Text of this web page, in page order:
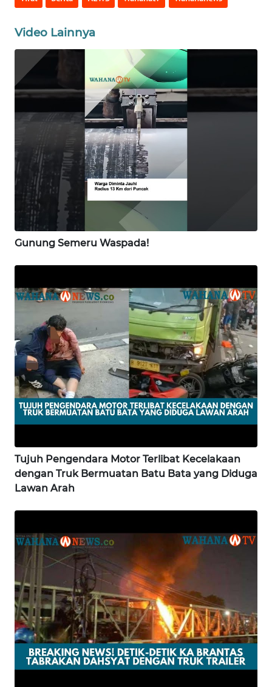
Video Lainnya
Gunung Semeru Waspada!
Tujuh Pengendara Motor Terlibat Kecelakaan
dengan Truk Bermuatan Batu Bata yang Diduga
Lawan Arah
JAKARTA
WN
JABAR
BANTEN
WN
WN
KEPRI
WN
WN
PAPUA
WN
RIAU
WN
SERAMBI
JAMBI
WN
SULTRA
NTB
WN
SULTENG
WN
SULBAR
WN
BABEL